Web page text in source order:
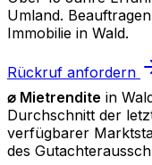
Umland.
Immobilie in Wald.
Rückruf anfordern
⌀ Mietrendite in
Durchschnitt der
verfügbarer
des